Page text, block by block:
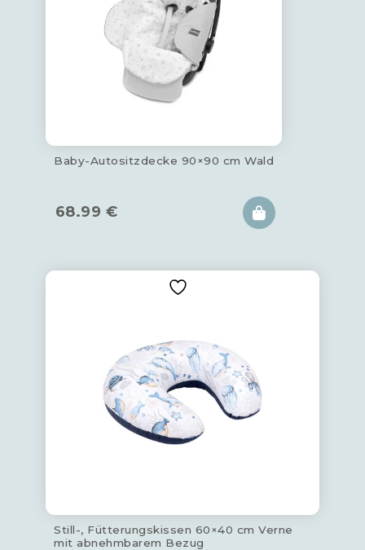
Baby-Autositzdecke 90×90 cm Wald
68.99 €
Still-, Fütterungskissen 60×40 cm Verne
mit abnehmbarem Bezug